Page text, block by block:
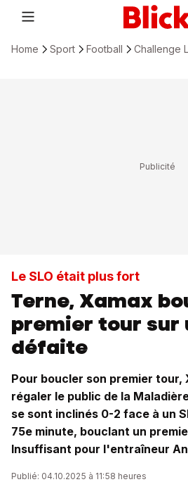
Home Sport Football Challenge
Le SLO était plus fort
Terne, Xamax
premier tour sur
défaite
Pour boucler son premier tour,
régaler le public de la
se sont inclinés 0-2 face à un
75e minute, bouclant un
Insuffisant pour l'entraîneur
Publié: 04.10.2025 à 11:58 heures